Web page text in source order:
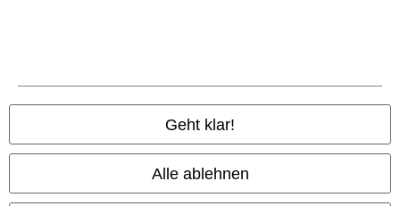
Geht klar!
Alle ablehnen
EMP Online Shops
EMP International